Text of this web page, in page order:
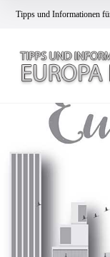
Tipps und Informationen